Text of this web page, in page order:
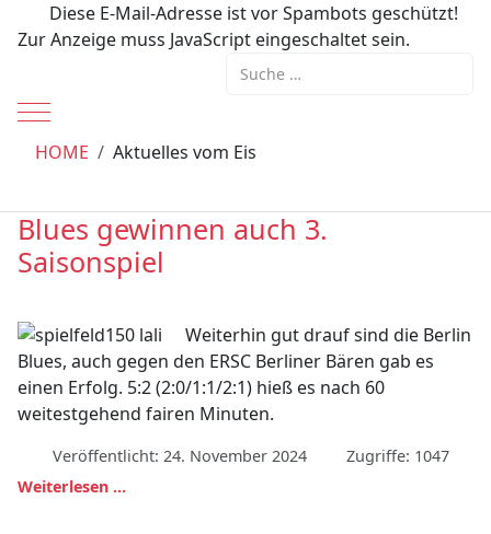
Diese E-Mail-Adresse ist vor Spambots geschützt!
Zur Anzeige muss JavaScript eingeschaltet sein.
Suchen
Mobile Menu Toggle
HOME
Aktuelles vom Eis
Blues gewinnen auch 3.
Saisonspiel
Weiterhin gut drauf sind die Berlin
Blues, auch gegen den ERSC Berliner Bären gab es
einen Erfolg. 5:2 (2:0/1:1/2:1) hieß es nach 60
weitestgehend fairen Minuten.
Veröffentlicht: 24. November 2024
Zugriffe: 1047
Weiterlesen …